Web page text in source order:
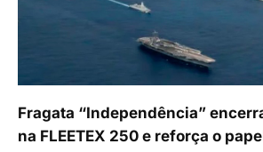
Fragata “Independência”
na FLEETEX 250 e reforça o